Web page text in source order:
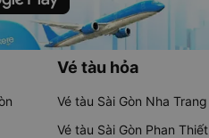
Vé tàu hỏa
Vé tàu Sài Gòn Nha Trang
Vé tàu Sài Gòn Phan Thiết